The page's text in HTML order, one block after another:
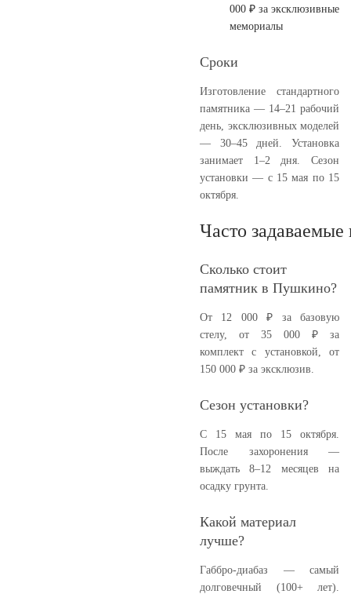
000 ₽ за эксклюзивные
мемориалы
Сроки
Изготовление стандартного
памятника — 14–21 рабочий
день, эксклюзивных моделей
— 30–45 дней. Установка
занимает 1–2 дня. Сезон
установки — с 15 мая по 15
октября.
Часто
Сколько стоит
памятник в Пушкино?
От 12 000 ₽ за базовую
стелу, от 35 000 ₽ за
комплект с установкой, от
150 000 ₽ за эксклюзив.
Сезон установки?
С 15 мая по 15 октября.
После захоронения —
выждать 8–12 месяцев на
осадку грунта.
Какой материал
лучше?
Габбро-диабаз — самый
долговечный (100+ лет).